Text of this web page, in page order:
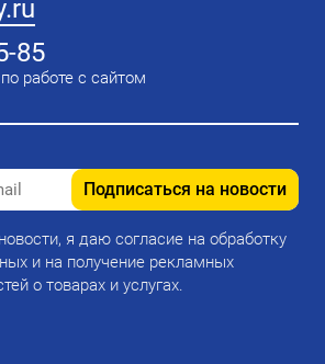
85
работе с сайтом
Подписаться на новости
я даю согласие на обработку
и на получение рекламных
о товарах и услугах.